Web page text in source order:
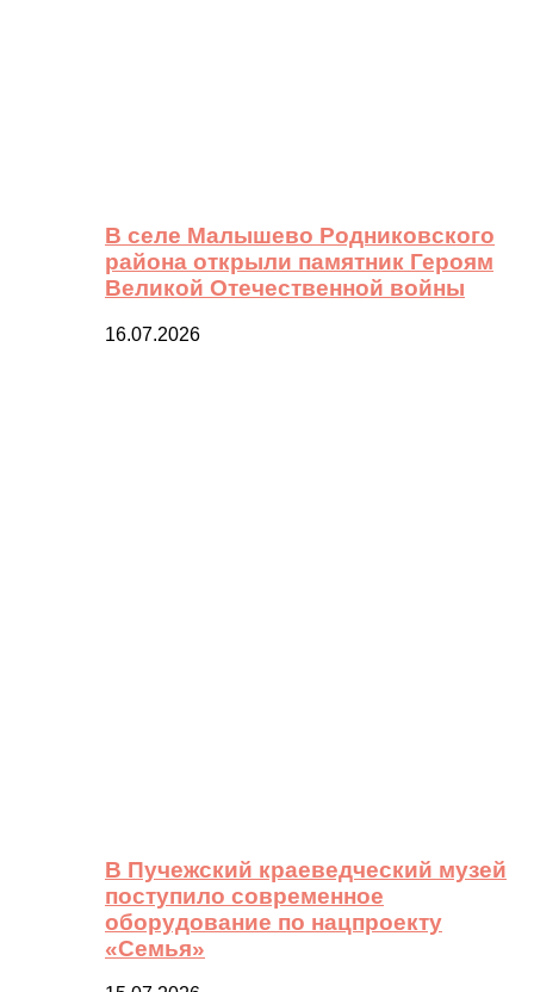
В селе Малышево Родниковского
района открыли памятник Героям
Великой Отечественной войны
16.07.2026
В Пучежский краеведческий музей
поступило современное
оборудование по нацпроекту
«Семья»